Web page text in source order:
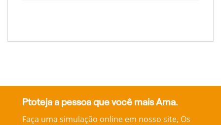
Ptoteja a pessoa que você mais Ama.
Faça uma simulação online em nosso site, Os